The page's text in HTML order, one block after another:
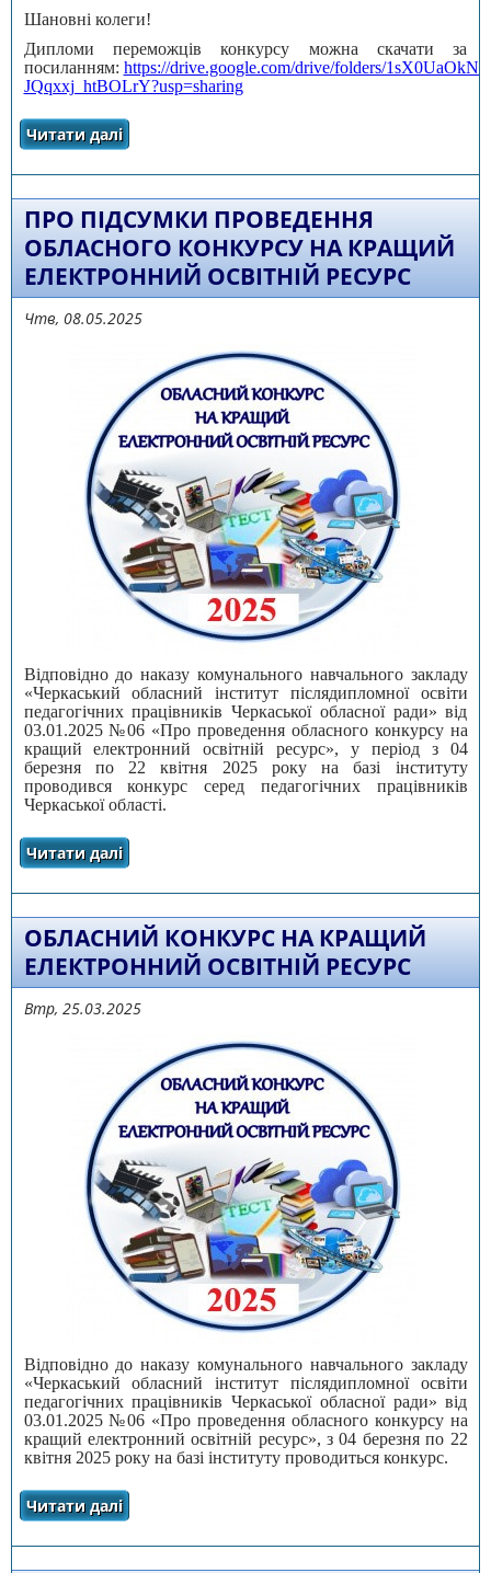
Шановні колеги!
Дипломи переможців конкурсу можна скачати за
посиланням: https://drive.google.com/drive/folders/
JQqxxj_htBOLrY?usp=sharing
Читати далі
ресурс
ПРО ПІДСУМКИ ПРОВЕДЕННЯ
ОБЛАСНОГО КОНКУРСУ НА КРАЩИЙ
ЕЛЕКТРОННИЙ ОСВІТНІЙ РЕСУРС
Чтв, 08.05.2025
Відповідно до наказу комунального навчального закладу
«Черкаський обласний інститут післядипломної освіти
педагогічних працівників Черкаської обласної ради» від
03.01.2025 №06 «Про проведення обласного конкурсу на
кращий електронний освітній ресурс», у період з 04
березня по 22 квітня 2025 року на базі інституту
проводився конкурс серед педагогічних працівників
Черкаської області.
Читати далі
ресурс
ОБЛАСНИЙ КОНКУРС НА КРАЩИЙ
ЕЛЕКТРОННИЙ ОСВІТНІЙ РЕСУРС
Втр, 25.03.2025
Відповідно до наказу комунального навчального закладу
«Черкаський обласний інститут післядипломної освіти
педагогічних працівників Черкаської обласної ради» від
03.01.2025 №06 «Про проведення обласного конкурсу на
кращий електронний освітній ресурс», з 04 березня по 22
квітня 2025 року на базі інституту проводиться конкурс.
Читати далі